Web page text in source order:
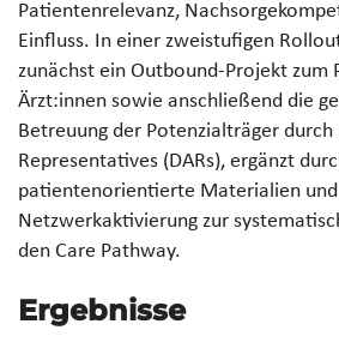
Patientenrelevanz,
Einfluss. In einer zweistufigen
zunächst ein Outbound-Projekt zum
Ärzt:innen sowie anschließend die
Betreuung der Potenzialträger
Representatives (DARs), ergänzt
patientenorientierte Materialien
Netzwerkaktivierung zur
den Care Pathway.
Ergebnisse